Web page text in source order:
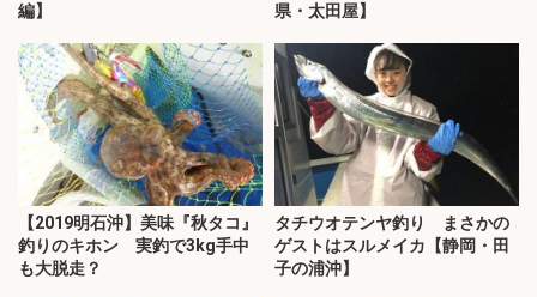
編】
県・太田屋】
【2019明石沖】美味『秋タコ』
釣りのキホン 実釣で3kg手中
も大脱走？
タチウオテンヤ釣り まさかの
ゲストはスルメイカ【静岡・田
子の浦沖】